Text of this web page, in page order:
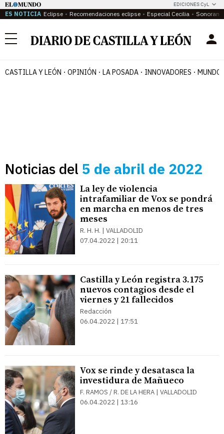
EDICIONES CyL
ES NOTICIA Eclipse Recomendaciones eclipse Especial Cecilia
Menú
CASTILLA Y LEÓN OPINIÓN LA POSADA INNOVADORES MUNDO
Noticias del 5 de abril de 2022
La ley de violencia
intrafamiliar de Vox se pondrá
en marcha en menos de tres
meses
R. H. H. | VALLADOLID
07.04.2022 | 20:11
Castilla y León registra 3.175
nuevos contagios desde el
viernes y 21 fallecidos
Redacción
06.04.2022 | 17:51
Vox se rinde y desatasca la
investidura de Mañueco
F. RAMOS / R. DE LA HERA | VALLADOLID
06.04.2022 | 13:16